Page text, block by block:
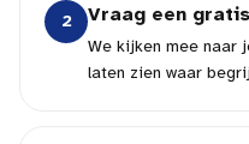
2 Vraag een
We kijken mee naar
laten zien waar